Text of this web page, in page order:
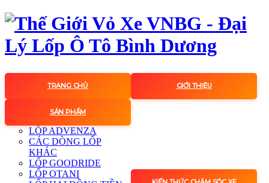
TRANG CHỦ GIỚI THIỆU
SẢN PHẨM
LỐP ADVENZA
CÁC DÒNG LỐP
KHÁC
LỐP GOODRIDE
LỐP OTANI